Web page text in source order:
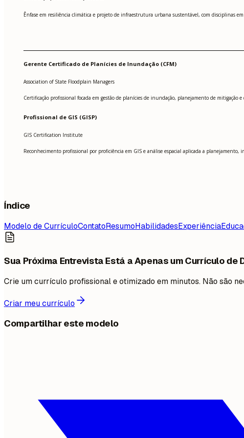
Ênfase em resiliência climática e projeto de infraestrutura urbana sustentável, com disciplinas
Gerente Certificado de Planícies de Inundação (CFM)
Association of State Floodplain Managers
Certificação profissional focada em gestão de planícies de inundação, planejamento de mitigação e
Profissional de GIS (GISP)
GIS Certification Institute
Reconhecimento profissional por proficiência em GIS e análise espacial aplicada a planejamento,
Índice
Modelo de CurrículoContatoResumoHabilidadesExperiência
Sua Próxima Entrevista Está a Apenas um Currículo de
Crie um currículo profissional e otimizado em minutos. Não são
Criar meu currículo
Compartilhar este modelo